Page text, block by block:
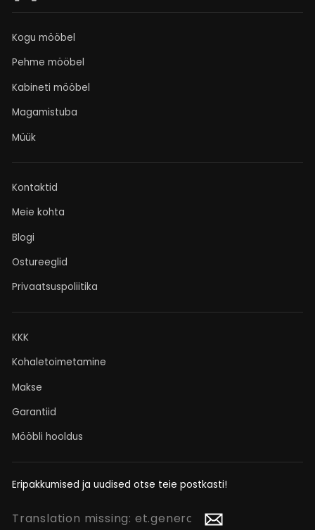
Kogu mööbel
Pehme mööbel
Kabineti mööbel
Magamistuba
Müük
Kontaktid
Meie kohta
Blogi
Ostureeglid
Privaatsuspoliitika
KKK
Kohaletoimetamine
Makse
Garantiid
Mööbli hooldus
Eripakkumised ja uudised otse teie postkasti!
TRANSLATION